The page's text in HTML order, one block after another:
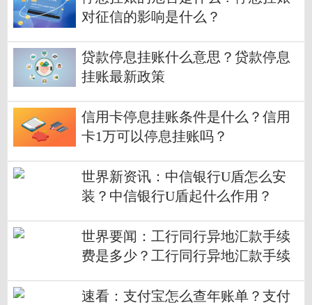
对征信的影响是什么？
贷款停息挂账什么意思？贷款停息
挂账最新政策
信用卡停息挂账条件是什么？信用
卡1万可以停息挂账吗？
世界新资讯：中信银行U盾怎么安
装？中信银行U盾起什么作用？
世界要闻：工行同行异地汇款手续
费是多少？工行同行异地汇款手续
速看：支付宝怎么查年账单？支付